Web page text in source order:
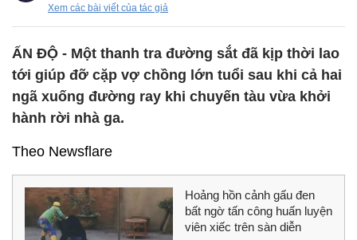
Xem các bài viết của tác giả
ẤN ĐỘ - Một thanh tra đường sắt đã kịp thời lao
tới giúp đỡ cặp vợ chồng lớn tuổi sau khi cả hai
ngã xuống đường ray khi chuyến tàu vừa khởi
hành rời nhà ga.
Theo Newsflare
Hoảng hồn cảnh gấu đen
bất ngờ tấn công huấn luyện
viên xiếc trên sàn diễn